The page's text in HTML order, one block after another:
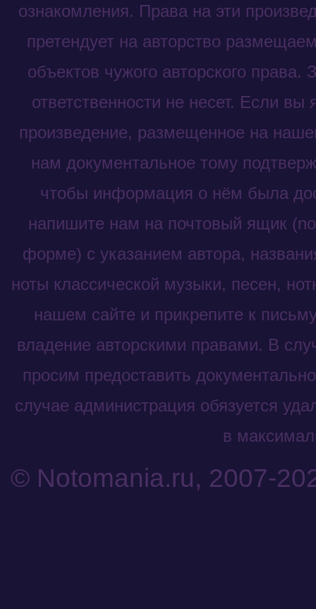
ознакомления. Права на эти
претендует на авторство
объектов чужого авторского
ответственности не несет. Если вы
произведение, размещенное на
нам документальное тому
чтобы информация о нём была
напишите нам на почтовый ящик
форме) с указанием автора,
ноты классической музыки, песен,
нашем сайте и прикрепите к
владение авторскими правами. В
просим предоставить
случае администрация обязуется
в
© Notomania.ru, 2007-